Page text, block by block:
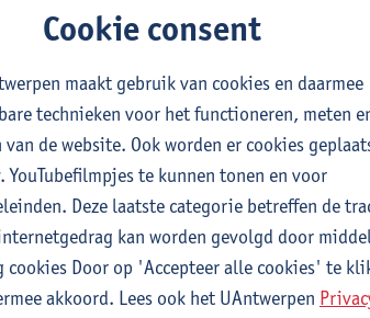
heb je volgende keuze :
vakdidactieken
vakdidactiek en een profilering
neem je 60 studiepunten op:
opleidingsonderdeel van 6 studiepunten,
Nederlands en telkens minimum 6
theater- en filmwetenschap.
Cookie consent
maakt gebruik van cookies en daarmee
technieken voor het functioneren, meten
de website. Ook worden er cookies
YouTubefilmpjes te kunnen tonen en voor
Deze laatste categorie betreffen de
kan worden gevolgd door
cookies Door op 'Accepteer alle cookies' te
akkoord. Lees ook het UAntwerpen